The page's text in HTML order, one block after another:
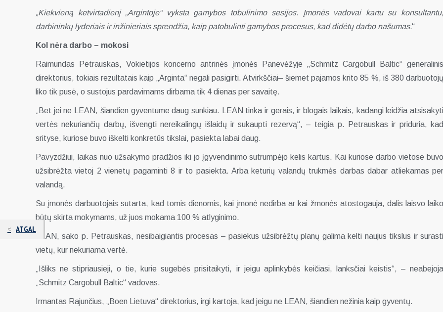
„Kiekvieną ketvirtadienį „Argintoje“ vyksta gamybos tobulinimo sesijos. Įmonės vadovai kartu su konsultantu,
darbininkų lyderiais ir inžinieriais sprendžia, kaip patobulinti gamybos procesus, kad didėtų darbo našumas.“
Kol nėra darbo – mokosi
Raimundas Petrauskas, Vokietijos koncerno antrinės įmonės Panevėžyje „Schmitz Cargobull Baltic“ generalinis
direktorius, tokiais rezultatais kaip „Arginta“ negali pasigirti. Atvirkščiai– šiemet pajamos krito 85 %, iš 380 darbuotojų
liko tik pusė, o sustojus pardavimams dirbama tik 4 dienas per savaitę.
„Bet jei ne LEAN, šiandien gyventume daug sunkiau. LEAN tinka ir gerais, ir blogais laikais, kadangi leidžia atsisakyti
vertės nekuriančių darbų, išvengti nereikalingų išlaidų ir sukaupti rezervą“, – teigia p. Petrauskas ir priduria, kad
srityse, kuriose buvo iškelti konkretūs tikslai, pasiekta labai daug.
Pavyzdžiui, laikas nuo užsakymo pradžios iki jo įgyvendinimo sutrumpėjo kelis kartus. Kai kuriose darbo vietose buvo
užsibrėžta vietoj 2 vienetų pagaminti 8 ir to pasiekta. Arba keturių valandų trukmės darbas dabar atliekamas per
valandą.
Su įmonės darbuotojais sutarta, kad tomis dienomis, kai įmonė nedirba ar kai žmonės atostogauja, dalis laisvo laiko
būtų skirta mokymams, už juos mokama 100 % atlyginimo.
LEAN, sako p. Petrauskas, nesibaigiantis procesas – pasiekus užsibrėžtų planų galima kelti naujus tikslus ir surasti
vietų, kur nekuriama vertė.
„Išliks ne stipriausieji, o tie, kurie sugebės prisitaikyti, ir jeigu aplinkybės keičiasi, lanksčiai keistis“, – neabejoja
„Schmitz Cargobull Baltic“ vadovas.
Irmantas Rajunčius, „Boen Lietuva“ direktorius, irgi kartoja, kad jeigu ne LEAN, šiandien nežinia kaip gyventų.
ATGAL